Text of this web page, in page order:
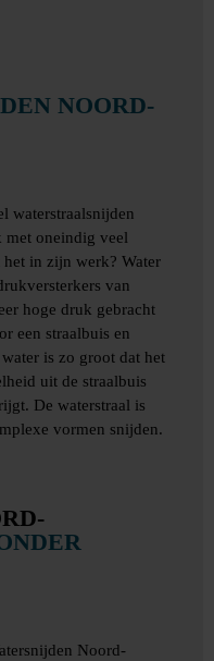
NOORD-
waterstraalsnijden
met oneindig veel
het in zijn werk? Water
van
hoge druk gebracht
een straalbuis en
is zo groot dat het
uit de straalbuis
De waterstraal is
vormen snijden.
Noord-